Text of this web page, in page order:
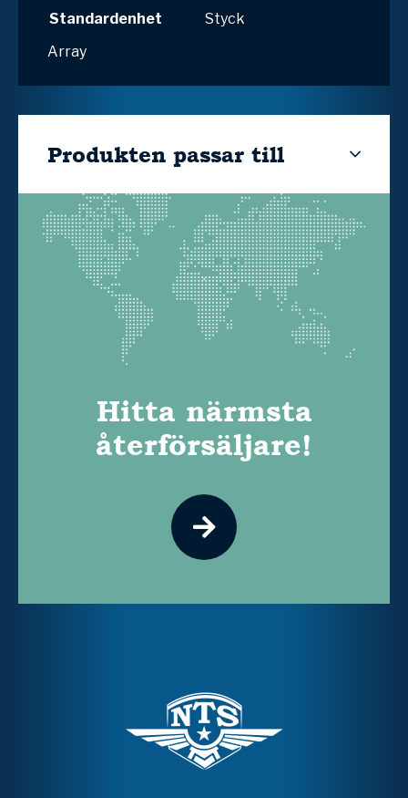
Standardenhet
Styck
Array
Produkten passar till
Hitta närmsta
återförsäljare!